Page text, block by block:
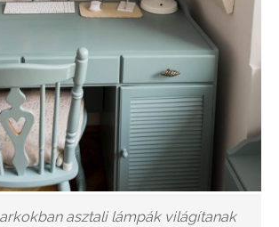
asztali lámpák világítanak